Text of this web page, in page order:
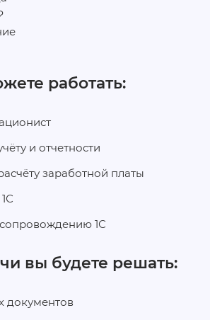
работать:
и отчетности
заработной платы
1С
вы будете решать:
документов